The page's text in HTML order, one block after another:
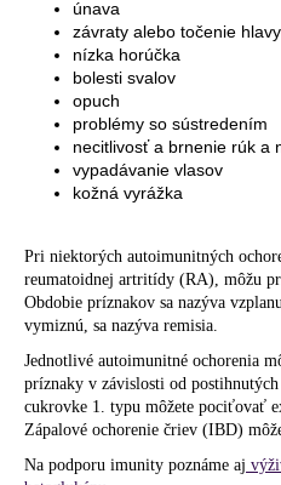
únava
závraty alebo točenie hlavy
nízka horúčka
bolesti svalov
opuch
problémy so sústredením
necitlivosť a brnenie rúk a
vypadávanie vlasov
kožná vyrážka
Pri niektorých autoimunitných
reumatoidnej artritídy (RA), môžu
Obdobie príznakov sa nazýva
vymiznú, sa nazýva remisia.
Jednotlivé autoimunitné ochorenia
príznaky v závislosti od
cukrovke 1. typu môžete pociťovať
Zápalové ochorenie čriev (IBD)
Na podporu imunity poznáme aj